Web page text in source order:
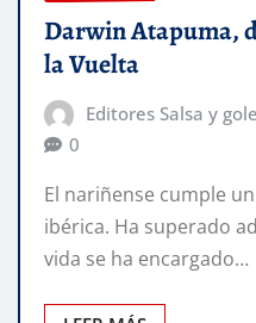
Darwin Atapuma,
la Vuelta
Editores Salsa y
0
El nariñense cumple
ibérica. Ha superado
vida se ha encargado…